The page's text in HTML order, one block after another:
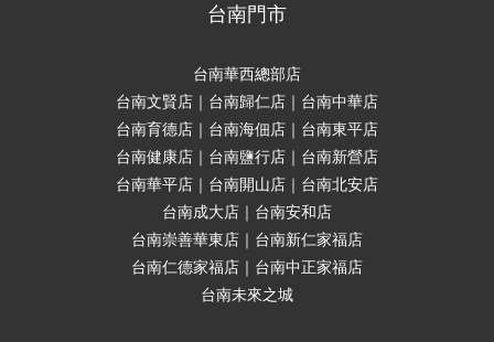
台南門市
台南華西總部店
台南文賢店｜台南歸仁店｜台南中華店
台南育德店｜台南海佃店｜台南東平店
台南健康店｜台南鹽行店｜台南新營店
台南華平店｜台南開山店｜台南北安店
台南成大店｜台南安和店
台南崇善華東店｜台南新仁家福店
台南仁德家福店｜台南中正家福店
台南未來之城